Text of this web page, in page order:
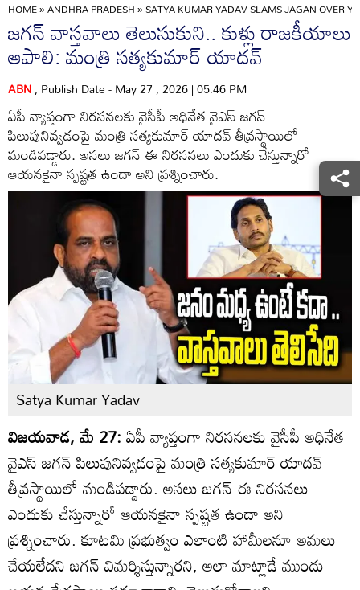
HOME»ANDHRA PRADESH»SATYA KUMAR YADAV SLAMS JAGAN OVER
జగన్ వాస్తవాలు తెలుసుకుని.. కుళ్లు రాజకీయాలు
ఆపాలి: మంత్రి సత్యకుమార్ యాదవ్
ABN, Publish Date - May 27 , 2026 | 05:46 PM
ఏపీ వ్యాప్తంగా నిరసనలకు వైసీపీ అధినేత వైఎస్ జగన్
పిలుపునివ్వడంపై మంత్రి సత్యకుమార్ యాదవ్ తీవ్రస్థాయిలో
మండిపడ్డారు. అసలు జగన్ ఈ నిరసనలు ఎందుకు చేస్తున్నారో
ఆయనకైనా స్పష్టత ఉందా అని ప్రశ్నించారు.
Satya Kumar Yadav
విజయవాడ, మే 27:ఏపీ వ్యాప్తంగా నిరసనలకు వైసీపీ అధినేత
వైఎస్ జగన్ పిలుపునివ్వడంపై మంత్రి సత్యకుమార్ యాదవ్
తీవ్రస్థాయిలో మండిపడ్డారు. అసలు జగన్ ఈ నిరసనలు
ఎందుకు చేస్తున్నారో ఆయనకైనా స్పష్టత ఉందా అని
ప్రశ్నించారు. కూటమి ప్రభుత్వం ఎలాంటి హామీలనూ అమలు
చేయలేదని జగన్ విమర్శిస్తున్నారని, అలా మాట్లాడే ముందు